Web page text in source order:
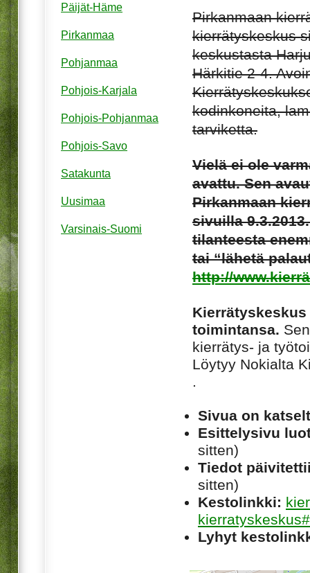
Pirkanmaan
kierrätyskeskus
keskustasta
Härkitie 2-4.
kodinkoneita,
tarviketta.
Vielä ei ole
avattu. Sen
Pirkanmaan
sivuilla
tilanteesta
tai “lähetä
http://
toimintansa.
kierrätys- ja
Löytyy Nokialta
.
Sivua on
Esittelysivu
sitten)
Tiedot
sitten)
Kestolinkki:
Lyhyt
Päijät-Häme
Pirkanmaa
Pohjanmaa
Pohjois-Karjala
Pohjois-Pohjanmaa
Pohjois-Savo
Satakunta
Uusimaa
Varsinais-Suomi